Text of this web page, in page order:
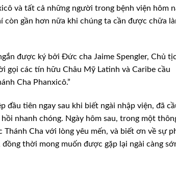
và tất cả những người trong bệnh viện hôm
còn gần hơn nữa khi chúng ta cần được chữa
được ký bởi Đức cha Jaime Spengler, Chủ
gọi các tín hữu Châu Mỹ Latinh và Caribe cầu
Cha Phanxicô.”
đầu tiên ngay sau khi biết ngài nhập viện, đã
nhanh chóng. Ngày hôm sau, trong một
Cha với lòng yêu mến, và biết ơn về sự
thời mong muốn được gặp lại ngài càng